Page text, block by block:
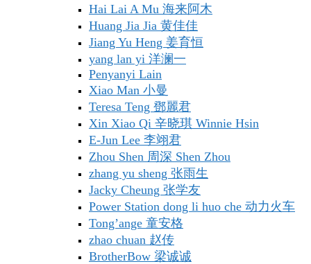
Hai Lai A Mu 海来阿木
Huang Jia Jia 黄佳佳
Jiang Yu Heng 姜育恒
yang lan yi 洋澜一
Penyanyi Lain
Xiao Man 小曼
Teresa Teng 鄧麗君
Xin Xiao Qi 辛晓琪 Winnie Hsin
E-Jun Lee 李翊君
Zhou Shen 周深 Shen Zhou
zhang yu sheng 张雨生
Jacky Cheung 张学友
Power Station dong li huo che 动力火车
Tong’ange 童安格
zhao chuan 赵传
BrotherBow 梁诚诚